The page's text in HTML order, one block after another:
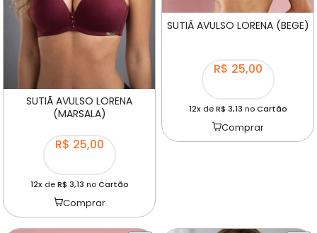
SUTIÃ AVULSO LORENA
(MARSALA)
R$ 25,00
12xdeR$ 3,13 noCartão
Comprar
SUTIÃ AVULSO LORENA (BEGE)
R$ 25,00
12xdeR$ 3,13 noCartão
Comprar